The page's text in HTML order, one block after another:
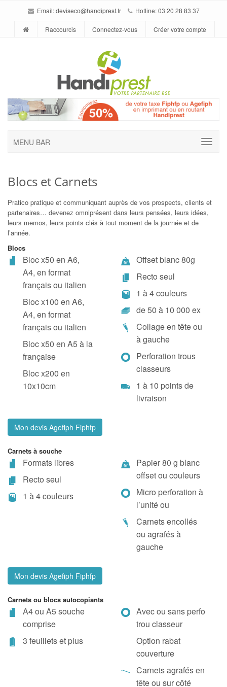
Email:deviseco@handiprest.fr Hotline: 03 20 28 83 37
Raccourcis Connectez-vous Créer votre compte
MENU BAR
Blocs et Carnets
Pratico pratique et communiquant auprès de vos prospects, clients et
partenaires… devenez omniprésent dans leurs pensées, leurs idées,
leurs memos, leurs points clés à tout moment de la journée et de
l’année.
Blocs
Bloc x50 en A6,
A4, en format
français ou italien
Bloc x100 en A6,
A4, en format
français ou italien
Bloc x50 en A5 à la
française
Bloc x200 en
10x10cm
Offset blanc 80g
Recto seul
1 à 4 couleurs
de 50 à 10 000 ex
Collage en tête ou
à gauche
Perforation trous
classeurs
1 à 10 points de
livraison
Mon devis Agefiph Fiphfp
Carnets à souche
Formats libres
Recto seul
1 à 4 couleurs
Papier 80 g blanc
offset ou couleurs
Micro perforation à
l’unité ou
Carnets encollés
ou agrafés à
gauche
Mon devis Agefiph Fiphfp
Carnets ou blocs autocopiants
A4 ou A5 souche
comprise
3 feuillets et plus
Avec ou sans perfo
trou classeur
Option rabat
couverture
Carnets agrafés en
tête ou sur côté